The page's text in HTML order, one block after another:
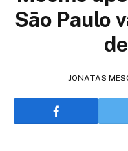
São Paulo
JONATAS